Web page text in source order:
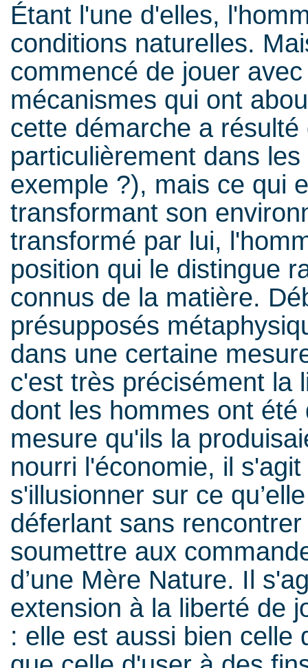
Étant l'une d'elles,
conditions naturelles.
commencé de jouer
mécanismes qui ont
cette démarche a
particulièrement dans
exemple ?), mais ce qui
transformant son
transformé par lui,
position qui le distingue
connus de la matière.
présupposés
dans une certaine
c'est très précisément la
dont les hommes ont
mesure qu'ils la
nourri l'économie, il
s'illusionner sur ce
déferlant sans
soumettre aux
d’une Mère Nature. Il
extension à la liberté de
: elle est aussi bien celle